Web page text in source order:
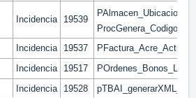
Incidencia 19539
Incidencia 19537
Incidencia 19517
Incidencia 19528